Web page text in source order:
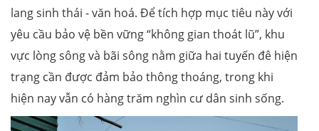
lang sinh thái - văn hoá. Để tích hợp mục tiêu này với
yêu cầu bảo vệ bền vững “không gian thoát lũ”, khu
vực lòng sông và bãi sông nằm giữa hai tuyến đê hiện
trạng cần được đảm bảo thông thoáng, trong khi
hiện nay vẫn có hàng trăm nghìn cư dân sinh sống.